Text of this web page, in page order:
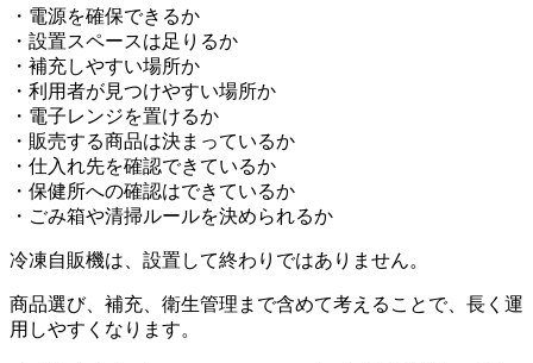
・電源を確保できるか
・設置スペースは足りるか
・補充しやすい場所か
・利用者が見つけやすい場所か
・電子レンジを置けるか
・販売する商品は決まっているか
・仕入れ先を確認できているか
・保健所への確認はできているか
・ごみ箱や清掃ルールを決められるか
冷凍自販機は、設置して終わりではありません。
商品選び、補充、衛生管理まで含めて考えることで、長く運
用しやすくなります。